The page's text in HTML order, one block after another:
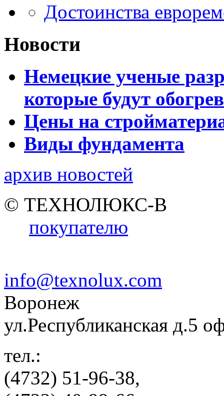
Достоинства
Новости
Немецкие ученые
которые будут
Цены на
Виды фундамента
архив новостей
© ТЕХНОЛЮКС-В
покупателю
info@texnolux.com
Воронеж
ул.Республиканская д.5
тел.:
(4732) 51-96-38,